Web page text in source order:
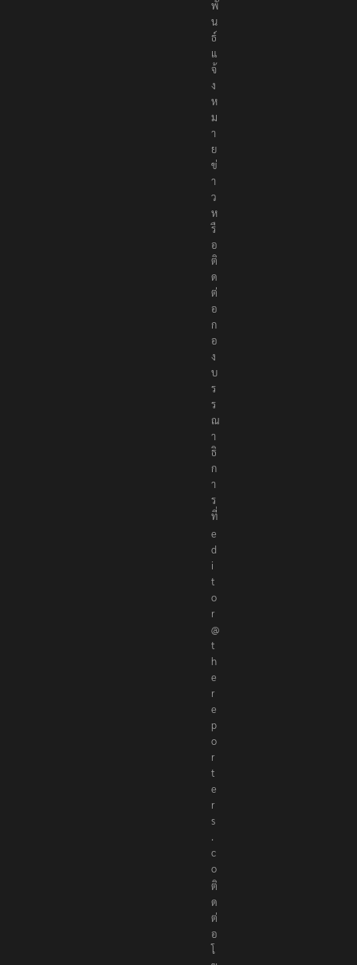
สั
ม
พั
น
ธ์
แ
จ้
ง
ห
ม
า
ย
ข่
า
ว
ห
รื
อ
ติ
ด
ต่
อ
ก
อ
ง
บ
ร
ร
ณ
า
ธิ
ก
า
ร
ที่
e
d
i
t
o
r
@
t
h
e
r
e
p
o
r
t
e
r
s
.
c
o
ติ
ด
ต่